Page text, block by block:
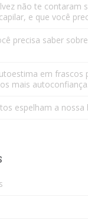
não te contaram
e que você
precisa saber
em frascos
mais autoconfiança.
espelham a nossa